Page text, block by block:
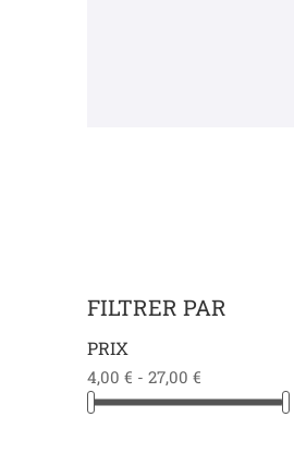
FILTRER PAR
PRIX
4,00 € - 27,00 €